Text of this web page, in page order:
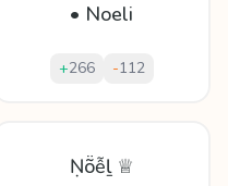
• Noeli
+266 -112
Ṇṏễḻ ♕